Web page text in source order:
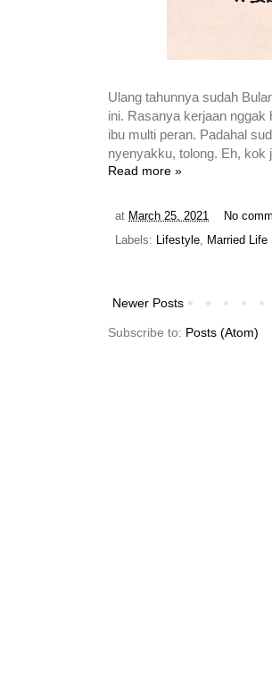
Ulang tahunnya sudah
ini. Rasanya kerjaan nggak
ibu multi peran. Padahal
nyenyakku, tolong. Eh, kok
Read more »
at March 25, 2021
No
Labels:
Lifestyle Married Life
Newer Posts
Subscribe to: Posts (Atom)